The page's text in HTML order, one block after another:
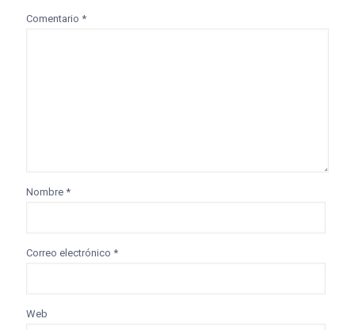
Comentario *
Nombre *
Correo electrónico *
Web